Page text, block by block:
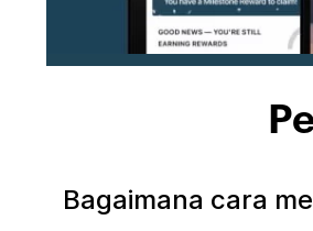
Bagaimana cara